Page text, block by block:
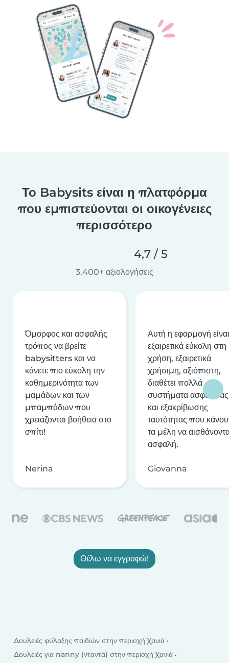
Το Babysits είναι η πλατφόρμα
που εμπιστεύονται οι οικογένειες
περισσότερο
4,7 / 5
3.400+ αξιολογήσεις
Όμορφος και ασφαλής
τρόπος να βρείτε
babysitters και να
κάνετε πιο εύκολη την
καθημερινότητα των
μαμάδων και των
μπαμπάδων που
χρειάζονται βοήθεια στο
σπίτι!
Nerina
Αυτή η εφαρμογή είναι
εξαιρετικά εύκολη στη
χρήση, εξαιρετικά
χρήσιμη, αξιόπιστη,
διαθέτει πολλά
συστήματα ασφαλείας
και εξακρίβωσης
ταυτότητας που
τα μέλη να
ασφαλή.
Giovanna
Θέλω να εγγραφώ!
Δουλειές φύλαξης παιδιών στην περιοχή Χανιά
Δουλειές για nanny (νταντά) στην περιοχή Χανιά